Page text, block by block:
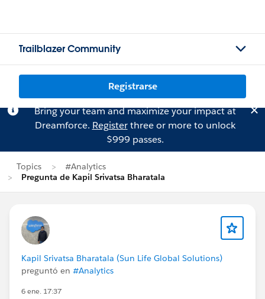
Trailblazer Community
Registrarse
Bring your team and maximize your impact at
Dreamforce. Registerthree or more to unlock
$999 passes.
Topics
#Analytics
Pregunta de Kapil Srivatsa Bharatala
Kapil Srivatsa Bharatala (Sun Life Global Solutions)
preguntó en #Analytics
6 ene. 17:37